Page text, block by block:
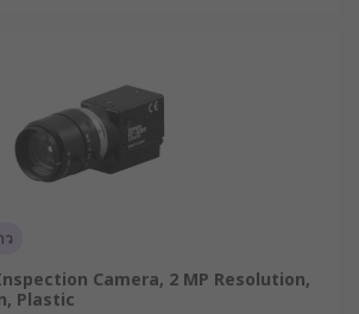
าร์ตโฟนหรือแท็บเล็ตผ่าน Wi-Fi
รใช้งานกล้องงูใน
เข้าถึงยากมีการใช้งานที่หลาก
กรรม ยกตัวอย่างเช่น
ว
Camera, 2 MP Resolution,
Plastic